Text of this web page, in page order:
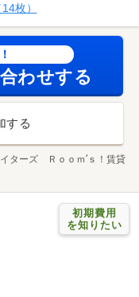
枚）
わせする
する
ターズ Ｒｏｏｍ’ｓ！賃貸
初期費用
を知りたい